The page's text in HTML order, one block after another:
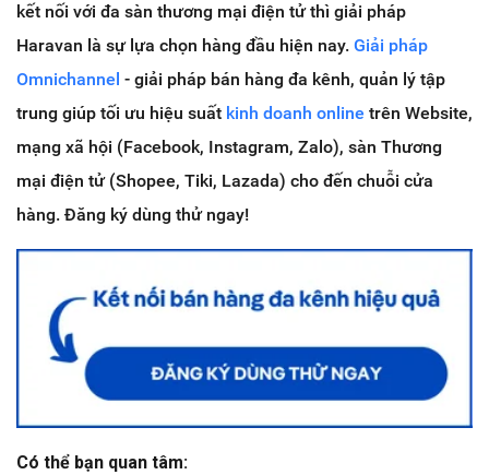
kết nối với đa sàn thương mại điện tử thì giải pháp
Haravan là sự lựa chọn hàng đầu hiện nay. Giải pháp
Omnichannel - giải pháp bán hàng đa kênh, quản lý tập
trung giúp tối ưu hiệu suất kinh doanh online trên Website,
mạng xã hội (Facebook, Instagram, Zalo), sàn Thương
mại điện tử (Shopee, Tiki, Lazada) cho đến chuỗi cửa
hàng. Đăng ký dùng thử ngay!
Có thể bạn quan tâm: